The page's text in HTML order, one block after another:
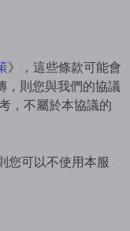
》，這些條款可能會
，則您與我們的協議
，不屬於本協議的
您可以不使用本服